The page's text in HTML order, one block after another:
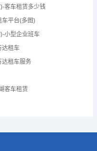
客车租赁多少钱
车平台(多图)
小型企业班车
达租车
达租车服务
客车租赁